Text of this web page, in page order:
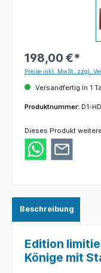
198,00 €*
Preise inkl. MwSt. zzgl.
Versandfertig in 1
Produktnummer: D1-
Dieses Produkt
Beschreibung
Edition
Könige mit